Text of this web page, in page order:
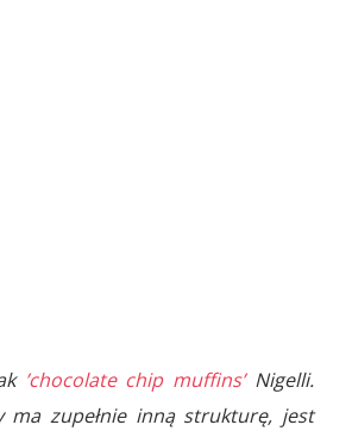
’chocolate chip muffins’Nigelli.
ma zupełnie inną strukturę, jest